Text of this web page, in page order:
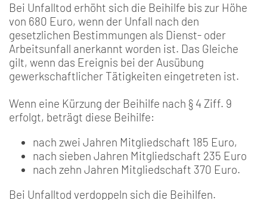
Bei Unfalltod erhöht sich die Beihilfe bis zur Höhe
von 680 Euro, wenn der Unfall nach den
gesetzlichen Bestimmungen als Dienst- oder
Arbeitsunfall anerkannt worden ist. Das Gleiche
gilt, wenn das Ereignis bei der Ausübung
gewerkschaftlicher Tätigkeiten eingetreten ist.
Wenn eine Kürzung der Beihilfe nach § 4 Ziff. 9
erfolgt, beträgt diese Beihilfe:
nach zwei Jahren Mitgliedschaft 185 Euro,
nach sieben Jahren Mitgliedschaft 235 Euro
nach zehn Jahren Mitgliedschaft 370 Euro.
Bei Unfalltod verdoppeln sich die Beihilfen.